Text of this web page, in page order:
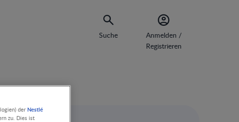
Suche
Anmelden /
Registrieren
der Nestlé
zu. Dies ist